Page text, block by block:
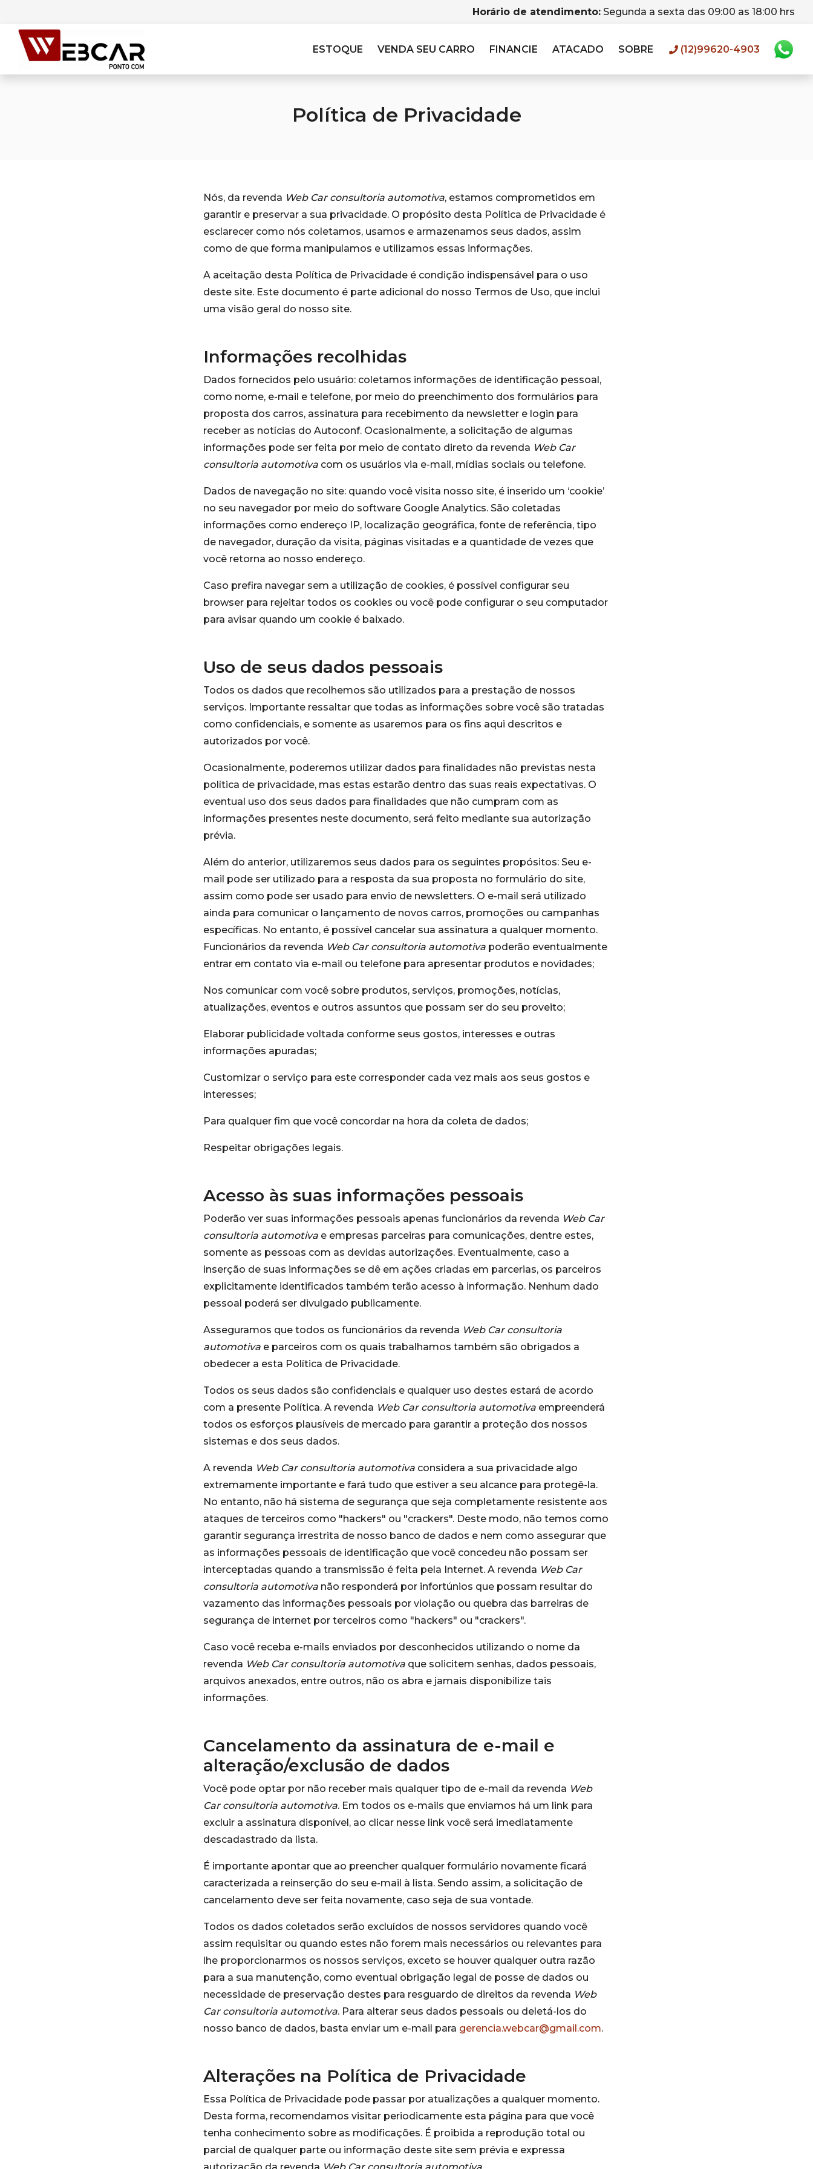
Horário de atendimento: Segunda a sexta das 09:00 as 18:00 hrs
ESTOQUE VENDA SEU CARRO FINANCIE ATACADO SOBRE (12)99620-4903
Política de Privacidade
Nós, da revenda Web Car consultoria automotiva, estamos comprometidos em
garantir e preservar a sua privacidade. O propósito desta Política de Privacidade é
esclarecer como nós coletamos, usamos e armazenamos seus dados, assim
como de que forma manipulamos e utilizamos essas informações.
A aceitação desta Política de Privacidade é condição indispensável para o uso
deste site. Este documento é parte adicional do nosso Termos de Uso, que inclui
uma visão geral do nosso site.
Informações recolhidas
Dados fornecidos pelo usuário: coletamos informações de identificação pessoal,
como nome, e-mail e telefone, por meio do preenchimento dos formulários para
proposta dos carros, assinatura para recebimento da newsletter e login para
receber as notícias do Autoconf. Ocasionalmente, a solicitação de algumas
informações pode ser feita por meio de contato direto da revenda Web Car
consultoria automotiva com os usuários via e-mail, mídias sociais ou telefone.
Dados de navegação no site: quando você visita nosso site, é inserido um ‘cookie’
no seu navegador por meio do software Google Analytics. São coletadas
informações como endereço IP, localização geográfica, fonte de referência, tipo
de navegador, duração da visita, páginas visitadas e a quantidade de vezes que
você retorna ao nosso endereço.
Caso prefira navegar sem a utilização de cookies, é possível configurar seu
browser para rejeitar todos os cookies ou você pode configurar o seu computador
para avisar quando um cookie é baixado.
Uso de seus dados pessoais
Todos os dados que recolhemos são utilizados para a prestação de nossos
serviços. Importante ressaltar que todas as informações sobre você são tratadas
como confidenciais, e somente as usaremos para os fins aqui descritos e
autorizados por você.
Ocasionalmente, poderemos utilizar dados para finalidades não previstas nesta
política de privacidade, mas estas estarão dentro das suas reais expectativas. O
eventual uso dos seus dados para finalidades que não cumpram com as
informações presentes neste documento, será feito mediante sua autorização
prévia.
Além do anterior, utilizaremos seus dados para os seguintes propósitos: Seu e-
mail pode ser utilizado para a resposta da sua proposta no formulário do site,
assim como pode ser usado para envio de newsletters. O e-mail será utilizado
ainda para comunicar o lançamento de novos carros, promoções ou campanhas
específicas. No entanto, é possível cancelar sua assinatura a qualquer momento.
Funcionários da revenda Web Car consultoria automotiva poderão eventualmente
entrar em contato via e-mail ou telefone para apresentar produtos e novidades;
Nos comunicar com você sobre produtos, serviços, promoções, notícias,
atualizações, eventos e outros assuntos que possam ser do seu proveito;
Elaborar publicidade voltada conforme seus gostos, interesses e outras
informações apuradas;
Customizar o serviço para este corresponder cada vez mais aos seus gostos e
interesses;
Para qualquer fim que você concordar na hora da coleta de dados;
Respeitar obrigações legais.
Acesso às suas informações pessoais
Poderão ver suas informações pessoais apenas funcionários da revenda Web Car
consultoria automotiva e empresas parceiras para comunicações, dentre estes,
somente as pessoas com as devidas autorizações. Eventualmente, caso a
inserção de suas informações se dê em ações criadas em parcerias, os parceiros
explicitamente identificados também terão acesso à informação. Nenhum dado
pessoal poderá ser divulgado publicamente.
Asseguramos que todos os funcionários da revenda Web Car consultoria
automotiva e parceiros com os quais trabalhamos também são obrigados a
obedecer a esta Política de Privacidade.
Todos os seus dados são confidenciais e qualquer uso destes estará de acordo
com a presente Política. A revenda Web Car consultoria automotiva empreenderá
todos os esforços plausíveis de mercado para garantir a proteção dos nossos
sistemas e dos seus dados.
A revenda Web Car consultoria automotiva considera a sua privacidade algo
extremamente importante e fará tudo que estiver a seu alcance para protegê-la.
No entanto, não há sistema de segurança que seja completamente resistente aos
ataques de terceiros como "hackers" ou "crackers". Deste modo, não temos como
garantir segurança irrestrita de nosso banco de dados e nem como assegurar que
as informações pessoais de identificação que você concedeu não possam ser
interceptadas quando a transmissão é feita pela Internet. A revenda Web Car
consultoria automotiva não responderá por infortúnios que possam resultar do
vazamento das informações pessoais por violação ou quebra das barreiras de
segurança de internet por terceiros como "hackers" ou "crackers".
Caso você receba e-mails enviados por desconhecidos utilizando o nome da
revenda Web Car consultoria automotiva que solicitem senhas, dados pessoais,
arquivos anexados, entre outros, não os abra e jamais disponibilize tais
informações.
Cancelamento da assinatura de e-mail e
alteração/exclusão de dados
Você pode optar por não receber mais qualquer tipo de e-mail da revenda Web
Car consultoria automotiva. Em todos os e-mails que enviamos há um link para
excluir a assinatura disponível, ao clicar nesse link você será imediatamente
descadastrado da lista.
É importante apontar que ao preencher qualquer formulário novamente ficará
caracterizada a reinserção do seu e-mail à lista. Sendo assim, a solicitação de
cancelamento deve ser feita novamente, caso seja de sua vontade.
Todos os dados coletados serão excluídos de nossos servidores quando você
assim requisitar ou quando estes não forem mais necessários ou relevantes para
lhe proporcionarmos os nossos serviços, exceto se houver qualquer outra razão
para a sua manutenção, como eventual obrigação legal de posse de dados ou
necessidade de preservação destes para resguardo de direitos da revenda Web
Car consultoria automotiva. Para alterar seus dados pessoais ou deletá-los do
nosso banco de dados, basta enviar um e-mail para gerencia.webcar@gmail.com.
Alterações na Política de Privacidade
Essa Política de Privacidade pode passar por atualizações a qualquer momento.
Desta forma, recomendamos visitar periodicamente esta página para que você
tenha conhecimento sobre as modificações. É proibida a reprodução total ou
parcial de qualquer parte ou informação deste site sem prévia e expressa